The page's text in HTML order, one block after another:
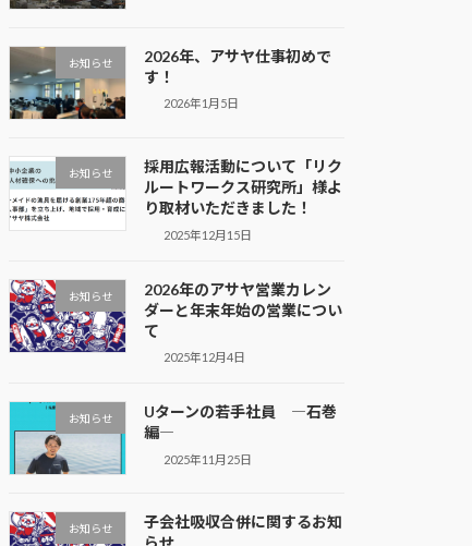
お知らせ
2026年、アサヤ仕事初めで
す！
2026年1月5日
お知らせ
採用広報活動について「リク
ルートワークス研究所」様よ
り取材いただきました！
2025年12月15日
お知らせ
2026年のアサヤ営業カレン
ダーと年末年始の営業につい
て
2025年12月4日
お知らせ
Uターンの若手社員 ―石巻
編―
2025年11月25日
お知らせ
子会社吸収合併に関するお知